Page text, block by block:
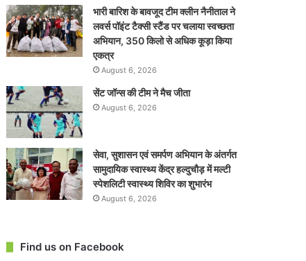
भारी बारिश के बावजूद टीम क्लीन नैनीताल ने
लवर्स पॉइंट टैक्सी स्टैंड पर चलाया स्वच्छता
अभियान, 350 किलो से अधिक कूड़ा किया
एकत्र
August 6, 2026
सेंट जॉन्स की टीम ने मैच जीता
August 6, 2026
सेवा, सुशासन एवं समर्पण अभियान के अंतर्गत
सामुदायिक स्वास्थ्य केंद्र हल्दुचौड़ में मल्टी
स्पेशलिटी स्वास्थ्य शिविर का शुभारंभ
August 6, 2026
Find us on Facebook